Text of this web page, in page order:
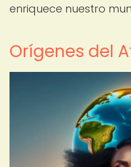
enriquece nuestro
Orígenes del